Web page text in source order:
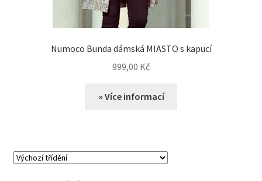
Numoco Bunda dámská MIASTO s kapucí
999,00 Kč
» Více informací